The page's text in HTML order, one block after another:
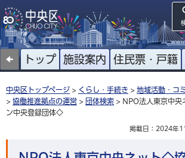
トップ 施設案内 住民票・戸籍
中央区トップページ > くらし・手続き > 地域活動・コ
> 協働推進拠点の運営 > 団体検索 > NPO法人東京中央
ン中央登録団体◇
掲載日：2024年